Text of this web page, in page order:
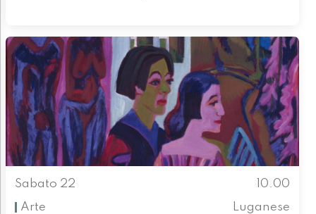
Sabato 22
10.00
Arte
Luganese